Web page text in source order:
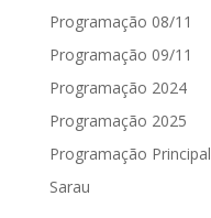
Programação 08/11
Programação 09/11
Programação 2024
Programação 2025
Programação Principal
Sarau